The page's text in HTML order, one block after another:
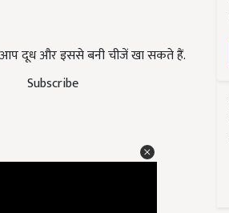
Subscribe
आप दूध और इससे बनी चीजें खा सकते हैं.